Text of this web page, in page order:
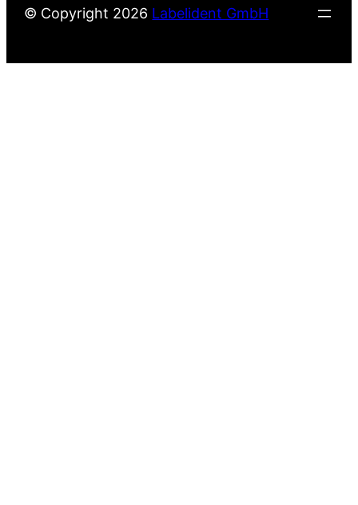
© Copyright 2026 Labelident GmbH